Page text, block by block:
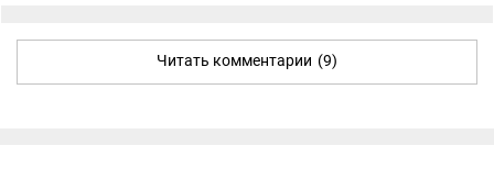
Читать комментарии (9)